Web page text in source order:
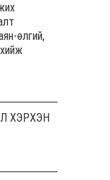
өлгий,
ХЭРХЭН